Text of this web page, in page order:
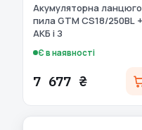
Акумуляторна
пила GTM CS18/250BL +
АКБ і З
Є в наявності
7 677 ₴